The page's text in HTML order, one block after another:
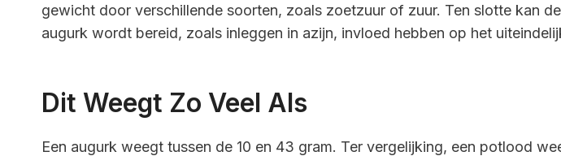
gewicht door verschillende soorten, zoals zoetzuur of zuur. Ten slotte kan
augurk wordt bereid, zoals inleggen in azijn, invloed hebben op het
Dit Weegt Zo Veel Als
Een augurk weegt tussen de 10 en 43 gram. Ter vergelijking, een potlood